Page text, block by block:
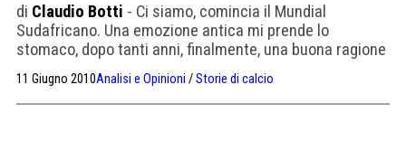
di Claudio Botti - Ci siamo, comincia il Mundial
Sudafricano. Una emozione antica mi prende lo
stomaco, dopo tanti anni, finalmente, una buona ragione
ancora una volta capitano, sì, capitano non giocatore,
ma fa lo stesso. Accompagnato dalla consueta puzza al
11 Giugno 2010Analisi e Opinioni /Storie di calcio